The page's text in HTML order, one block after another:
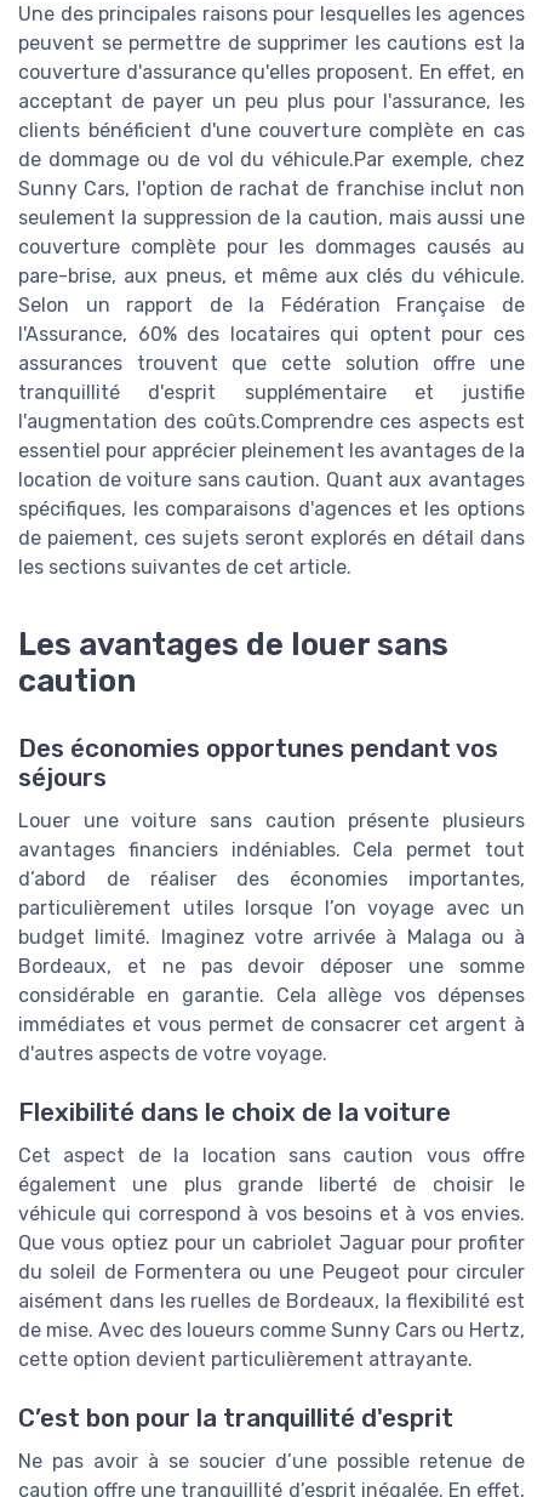
Une des principales raisons pour lesquelles les agences
peuvent se permettre de supprimer les cautions est la
couverture d'assurance qu'elles proposent. En effet, en
acceptant de payer un peu plus pour l'assurance, les
clients bénéficient d'une couverture complète en cas
de dommage ou de vol du véhicule.Par exemple, chez
Sunny Cars, l'option de rachat de franchise inclut non
seulement la suppression de la caution, mais aussi une
couverture complète pour les dommages causés au
pare-brise, aux pneus, et même aux clés du véhicule.
Selon un rapport de la Fédération Française de
l'Assurance, 60% des locataires qui optent pour ces
assurances trouvent que cette solution offre une
tranquillité d'esprit supplémentaire et justifie
l'augmentation des coûts.Comprendre ces aspects est
essentiel pour apprécier pleinement les avantages de la
location de voiture sans caution. Quant aux avantages
spécifiques, les comparaisons d'agences et les options
de paiement, ces sujets seront explorés en détail dans
les sections suivantes de cet article.
Les avantages de louer sans
caution
Des économies opportunes pendant vos
séjours
Louer une voiture sans caution présente plusieurs
avantages financiers indéniables. Cela permet tout
d’abord de réaliser des économies importantes,
particulièrement utiles lorsque l’on voyage avec un
budget limité. Imaginez votre arrivée à Malaga ou à
Bordeaux, et ne pas devoir déposer une somme
considérable en garantie. Cela allège vos dépenses
immédiates et vous permet de consacrer cet argent à
d'autres aspects de votre voyage.
Flexibilité dans le choix de la voiture
Cet aspect de la location sans caution vous offre
également une plus grande liberté de choisir le
véhicule qui correspond à vos besoins et à vos envies.
Que vous optiez pour un cabriolet Jaguar pour profiter
du soleil de Formentera ou une Peugeot pour circuler
aisément dans les ruelles de Bordeaux, la flexibilité est
de mise. Avec des loueurs comme Sunny Cars ou Hertz,
cette option devient particulièrement attrayante.
C’est bon pour la tranquillité d'esprit
Ne pas avoir à se soucier d’une possible retenue de
caution offre une tranquillité d’esprit inégalée. En effet,